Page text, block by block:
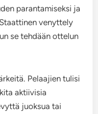
parantamiseksi ja
venyttely
se tehdään ottelun
Pelaajien tulisi
aktiivisia
juoksua tai